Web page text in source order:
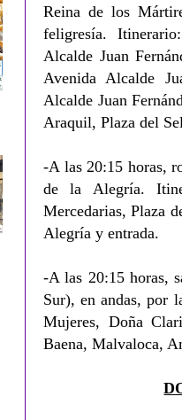
Reina de los
feligresía.
Alcalde Juan
Avenida Alcalde
Alcalde Juan
Araquil, Plaza del
-A las 20:15 horas,
de la Alegría.
Mercedarias, Plaza
Alegría y entrada.
-A las 20:15 horas,
Sur), en andas, por
Mujeres, Doña
Baena, Malvaloca,